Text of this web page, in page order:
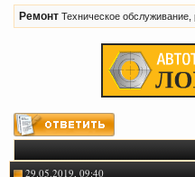
Ремонт Техническое обслуживание,
29.05.2019, 09:40